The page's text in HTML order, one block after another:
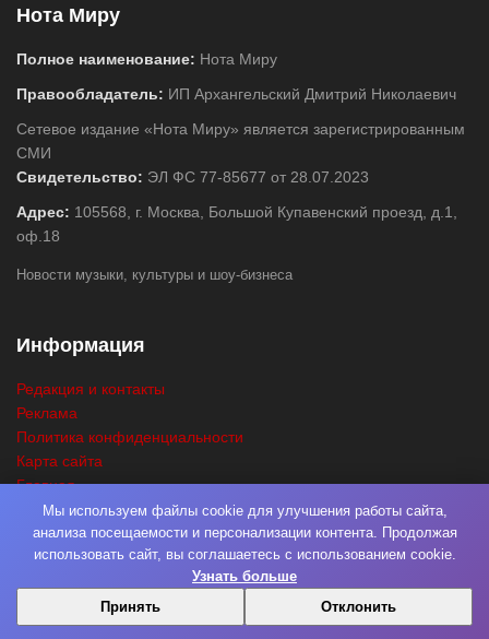
Нота Миру
Полное наименование: Нота Миру
Правообладатель: ИП Архангельский Дмитрий Николаевич
Сетевое издание «Нота Миру» является зарегистрированным
СМИ
Свидетельство: ЭЛ ФС 77-85677 от 28.07.2023
Адрес: 105568, г. Москва, Большой Купавенский проезд, д.1,
оф.18
Новости музыки, культуры и шоу-бизнеса
Информация
Редакция и контакты
Реклама
Политика конфиденциальности
Карта сайта
Главная
Поиск
© 2026Нота Миру. РазработкаФабрика Медиа Мьюзик. Все права
Мы используем файлы cookie для улучшения работы сайта,
анализа посещаемости и персонализации контента. Продолжая
использовать сайт, вы соглашаетесь с использованием cookie.
Узнать больше
Принять
Отклонить